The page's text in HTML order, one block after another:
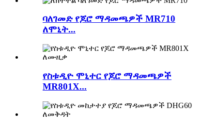
ባለገመድ የጆሮ ማዳመጫዎች MR710
ለሞኒት...
የስቱዲዮ ሞኒተር የጆሮ ማዳመጫዎች
MR801X...